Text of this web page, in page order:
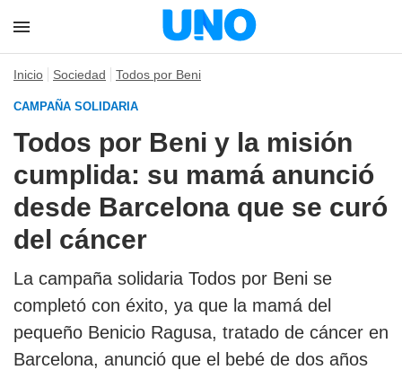
Inicio Sociedad Todos por Beni
CAMPAÑA SOLIDARIA
Todos por Beni y la misión
cumplida: su mamá anunció
desde Barcelona que se curó
del cáncer
La campaña solidaria Todos por Beni se
completó con éxito, ya que la mamá del
pequeño Benicio Ragusa, tratado de cáncer en
Barcelona, anunció que el bebé de dos años